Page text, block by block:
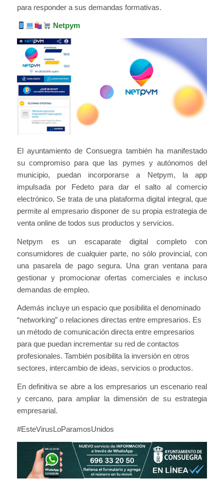
para responder a sus demandas formativas.
Netpym
El ayuntamiento de Consuegra también ha manifestado
su compromiso para que las pymes y autónomos del
municipio, puedan incorporarse a Netpym, la app
impulsada por Fedeto para dar el salto al comercio
electrónico. Se trata de una plataforma digital integral, que
permite al empresario disponer de su propia estrategia de
venta online de todos sus productos y servicios.
Netpym es un escaparate digital completo con
consumidores de cualquier parte, no sólo provincial, con
una pasarela de pago segura. Una gran ventana para
gestionar y promocionar ofertas comerciales e incluso
demandas de empleo.
Además incluye un espacio que posibilita el denominado
“networking” o relaciones directas entre empresarios. Es
un método de comunicación directa entre empresarios
para que puedan incrementar su red de contactos
profesionales. También posibilita la inversión en otros
sectores, intercambio de ideas, servicios o productos.
En definitiva se abre a los empresarios un escenario real
y cercano, para ampliar la dimensión de su estrategia
empresarial.
#EsteVirusLoParamosUnidos